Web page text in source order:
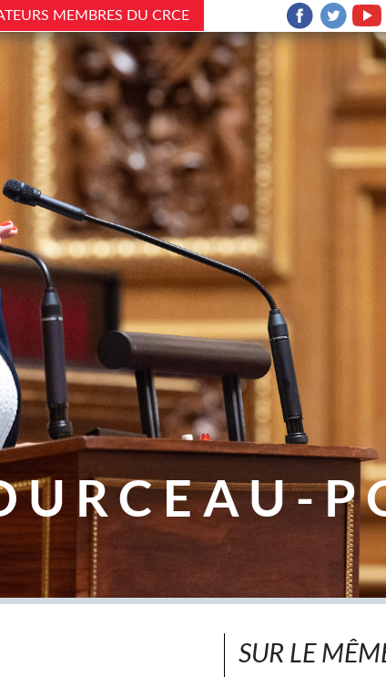
MEMBRES DU CRCE
SUR LE